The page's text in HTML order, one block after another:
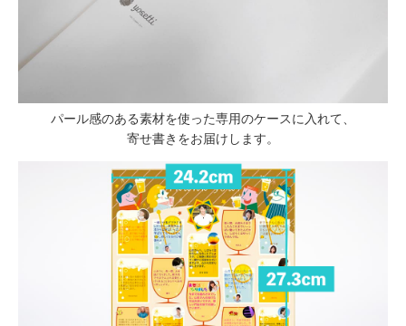
パール感のある素材を使った専用のケースに入れて、
寄せ書きをお届けします。